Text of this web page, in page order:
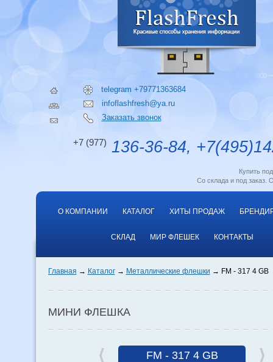
telegram +79771363684
infoflashfresh@ya.ru
Заказать звонок
+7 (977) 136-36-84,
Купить
Со склада и под заказ.
О КОМПАНИИ КАТАЛОГ ХИТЫ ПРОДАЖ
СКЛАД МИР ФЛЕШЕК КОНТАКТЫ
Главная Каталог Металлические флешки FM - 317 4 GB
МИНИ ФЛЕШКА
FM - 317 4 GB